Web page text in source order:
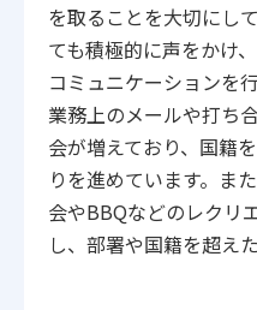
を取ることを大切にし
ても積極的に声をかけ
コミュニケーションを
業務上のメールや打ち
会が増えており、国籍
りを進めています。ま
会やBBQなどのレクリ
し、部署や国籍を超え